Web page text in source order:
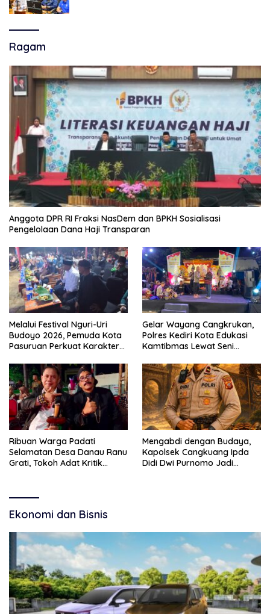
Ragam
Anggota DPR RI Fraksi NasDem dan BPKH Sosialisasi
Pengelolaan Dana Haji Transparan
Melalui Festival Nguri-Uri
Budoyo 2026, Pemuda Kota
Pasuruan Perkuat Karakter
Narkoba
Gelar Wayang Cangkrukan,
Polres Kediri Kota Edukasi
Kamtibmas Lewat Seni
Ribuan Warga Padati
Selamatan Desa Danau Ranu
Grati, Tokoh Adat Kritik
Mengabdi dengan Budaya,
Kapolsek Cangkuang Ipda
Didi Dwi Purnomo Jadi
Ekonomi dan Bisnis